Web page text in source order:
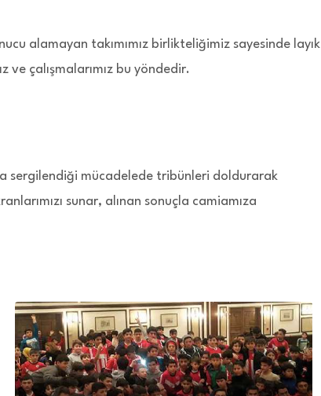
alamayan takımımız birlikteliğimiz sayesinde layık
ve çalışmalarımız bu yöndedir.
sergilendiği mücadelede tribünleri doldurarak
sunar, alınan sonuçla camiamıza